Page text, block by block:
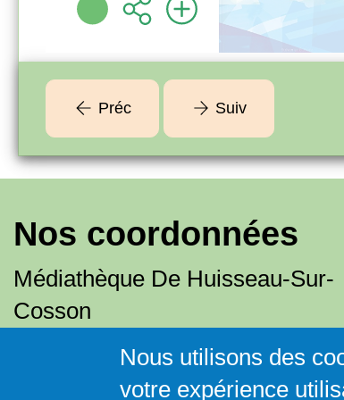
Préc Suiv
Nos coordonnées
Médiathèque De Huisseau-Sur-
Cosson
mediatheque@huisseausurcosson.fr
Nous utilisons des
votre expérience